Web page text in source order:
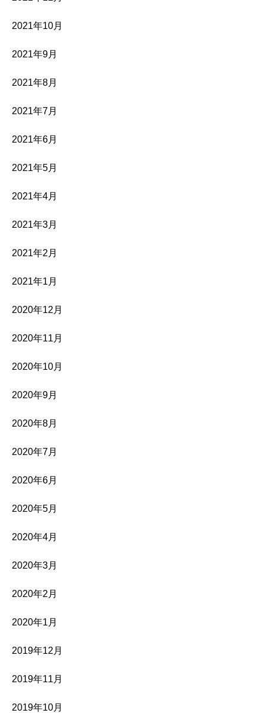
2021年10月
2021年9月
2021年8月
2021年7月
2021年6月
2021年5月
2021年4月
2021年3月
2021年2月
2021年1月
2020年12月
2020年11月
2020年10月
2020年9月
2020年8月
2020年7月
2020年6月
2020年5月
2020年4月
2020年3月
2020年2月
2020年1月
2019年12月
2019年11月
2019年10月